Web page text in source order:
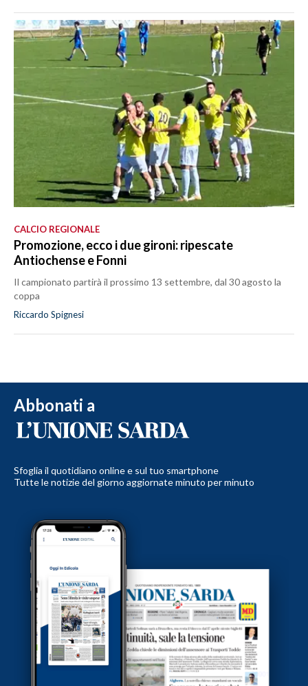
CALCIO REGIONALE
Promozione, ecco i due gironi: ripescate
Antiochense e Fonni
Il campionato partirà il prossimo 13 settembre, dal 30 agosto la
coppa
Riccardo Spignesi
Abbonati a
Sfoglia il quotidiano online e sul tuo smartphone
Tutte le notizie del giorno aggiornate minuto per minuto